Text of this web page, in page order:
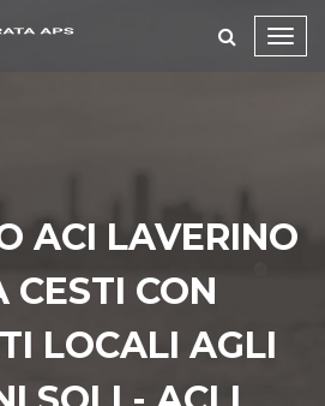
ACI LAVERINO
CESTI CON
LOCALI AGLI